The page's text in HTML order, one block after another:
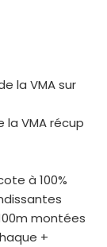
la VMA sur
la VMA récup
à 100%
montées
+